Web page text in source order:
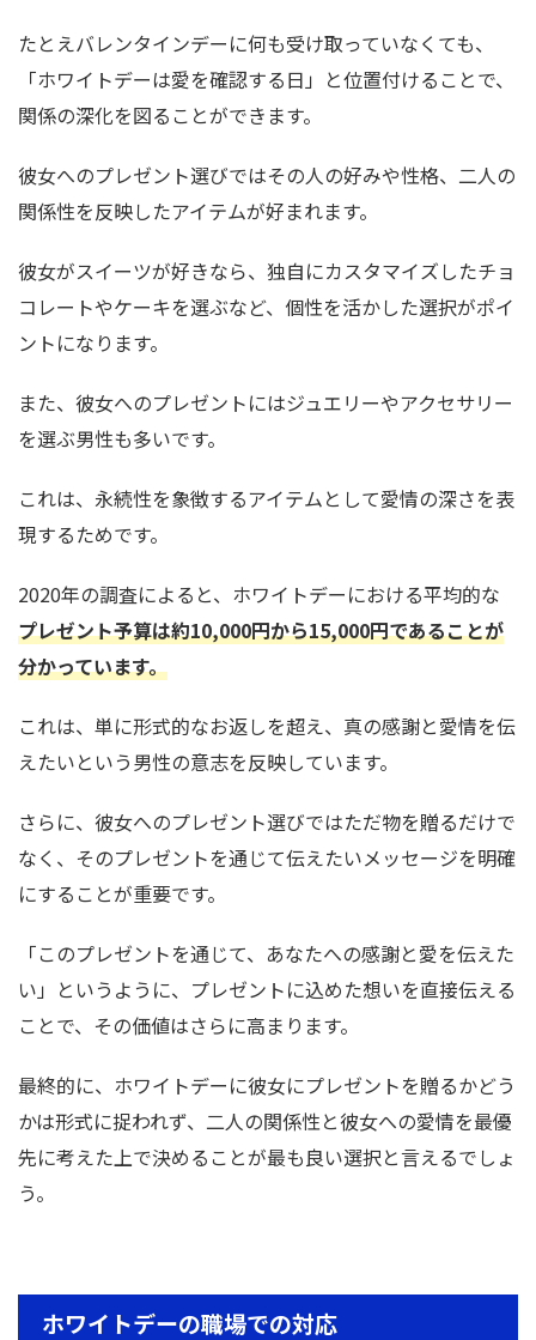
たとえバレンタインデーに何も受け取っていなくても、
「ホワイトデーは愛を確認する日」と位置付けることで、
関係の深化を図ることができます。
彼女へのプレゼント選びではその人の好みや性格、二人の
関係性を反映したアイテムが好まれます。
彼女がスイーツが好きなら、独自にカスタマイズしたチョ
コレートやケーキを選ぶなど、個性を活かした選択がポイ
ントになります。
また、彼女へのプレゼントにはジュエリーやアクセサリー
を選ぶ男性も多いです。
これは、永続性を象徴するアイテムとして愛情の深さを表
現するためです。
2020年の調査によると、ホワイトデーにおける平均的な
プレゼント予算は約10,000円から15,000円であることが
分かっています。
これは、単に形式的なお返しを超え、真の感謝と愛情を伝
えたいという男性の意志を反映しています。
さらに、彼女へのプレゼント選びではただ物を贈るだけで
なく、そのプレゼントを通じて伝えたいメッセージを明確
にすることが重要です。
「このプレゼントを通じて、あなたへの感謝と愛を伝えた
い」というように、プレゼントに込めた想いを直接伝える
ことで、その価値はさらに高まります。
最終的に、ホワイトデーに彼女にプレゼントを贈るかどう
かは形式に捉われず、二人の関係性と彼女への愛情を最優
先に考えた上で決めることが最も良い選択と言えるでしょ
う。
ホワイトデーの職場での対応